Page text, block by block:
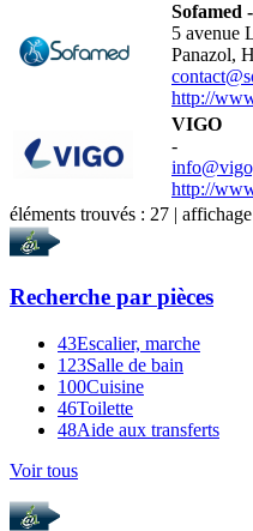
Sofamed
5 avenue
Panazol,
http://
VIGO
-
http://
éléments trouvés : 27 |
Recherche par pièces
43Escalier, marche
123Salle de bain
100Cuisine
46Toilette
48Aide aux transferts
Voir tous